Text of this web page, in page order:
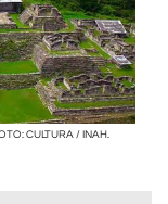
CULTURA / INAH.